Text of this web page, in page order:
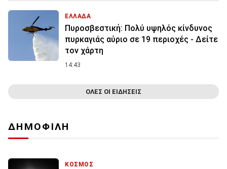
ΕΛΛΑΔΑ
Πυροσβεστική: Πολύ υψηλός κίνδυνος
πυρκαγιάς αύριο σε 19 περιοχές - Δείτε
τον χάρτη
14:43
ΟΛΕΣ ΟΙ ΕΙΔΗΣΕΙΣ
ΔΗΜΟΦΙΛΗ
ΚΟΣΜΟΣ